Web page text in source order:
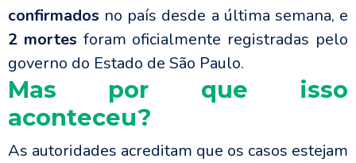
confirmados no país desde a última semana, e
2 mortes foram oficialmente registradas pelo
governo do Estado de São Paulo.
Mas por que isso
aconteceu?
As autoridades acreditam que os casos estejam